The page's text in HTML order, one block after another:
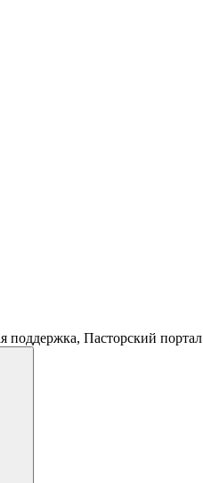
Пасторский портал